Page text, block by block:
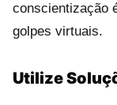
conscientização
golpes virtuais.
Utilize